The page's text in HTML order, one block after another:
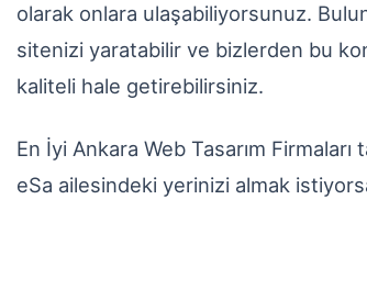
olarak onlara ulaşabiliyorsunuz.
sitenizi yaratabilir ve bizlerden bu
kaliteli hale getirebilirsiniz.
En İyi Ankara Web Tasarım
eSa ailesindeki yerinizi almak